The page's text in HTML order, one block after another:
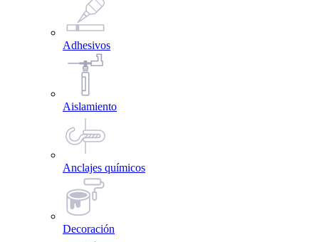
Adhesivos
Aislamiento
Anclajes químicos
Decoración